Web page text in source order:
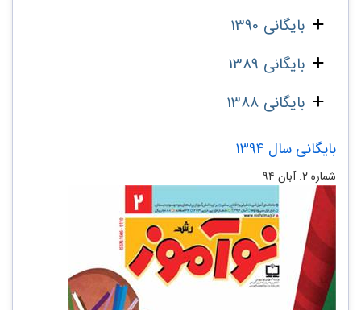
بایگانی 1390
بایگانی 1389
بایگانی 1388
بایگانی سال 1394
شماره ۲. آبان ۹۴